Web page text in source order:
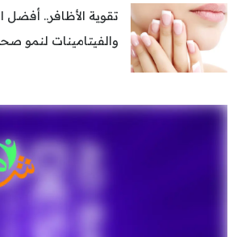
تقوية الأظافر.. أفضل
والفيتامينات لنمو